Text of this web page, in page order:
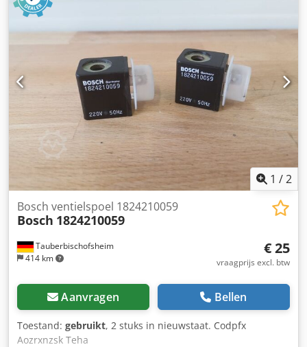
1 /2
Tauberbischofsheim
414 km
Bosch ventielspoel 1824210059
Bosch 1824210059
€ 25
vraagprijs excl. btw
Aanvragen Bellen
Toestand: gebruikt, 2 stuks in nieuwstaat. Codpfx
Aozrxnzsk Teha